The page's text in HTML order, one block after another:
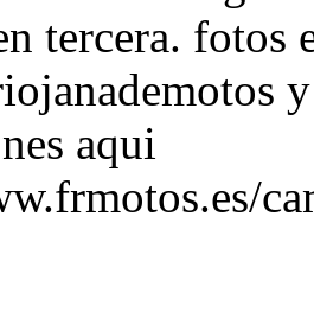
tercera. fotos
aqui